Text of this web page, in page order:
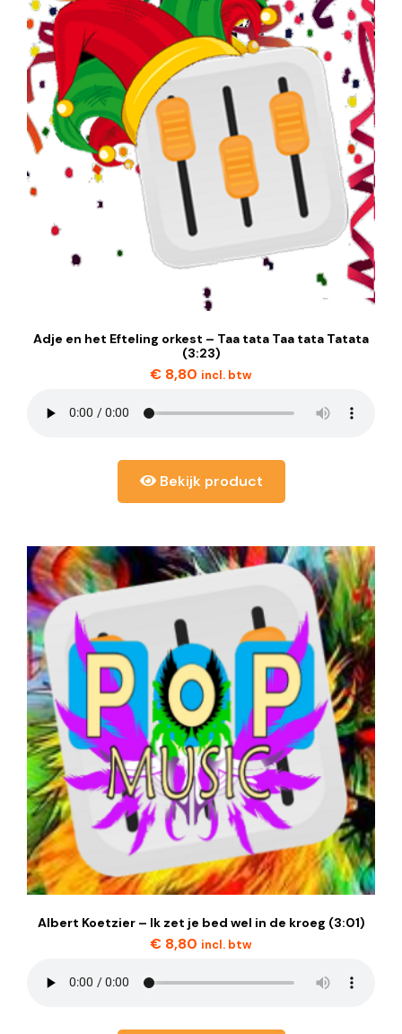
Adje en het Efteling orkest – Taa tata Taa tata Tatata
(3:23)
€ 8,80 incl. btw
Bekijk product
Albert Koetzier – Ik zet je bed wel in de kroeg (3:01)
€ 8,80 incl. btw